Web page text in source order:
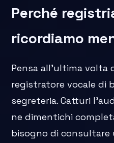
Perché
ricordiamo
Pensa all'ultima volta
registratore vocale di
segreteria. Catturi
ne dimentichi
bisogno di